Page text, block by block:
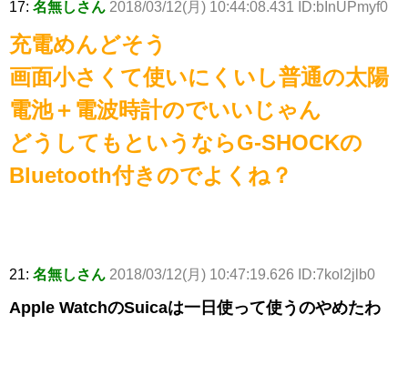
17: 名無しさん 2018/03/12(月) 10:44:08.431 ID:bInUPmyf0
充電めんどそう
画面小さくて使いにくいし普通の太陽
電池＋電波時計のでいいじゃん
どうしてもというならG-SHOCKの
Bluetooth付きのでよくね？
21: 名無しさん 2018/03/12(月) 10:47:19.626 ID:7kol2jlb0
Apple WatchのSuicaは一日使って使うのやめたわ